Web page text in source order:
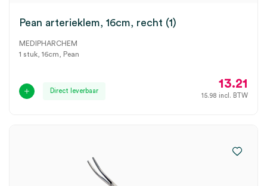
Pean arterieklem, 16cm, recht (1)
MEDIPHARCHEM
1 stuk, 16cm, Pean
Direct leverbaar
13.21
15.98 incl. BTW